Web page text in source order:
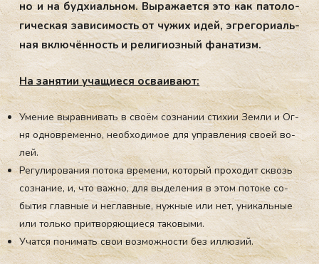
но и на буд­хи­аль­ном. Вы­ража­ет­ся это как па­толо­
гичес­кая за­виси­мость от чу­жих идей, эг­ре­гори­аль­
ная вклю­чён­ность и ре­лиги­оз­ный фа­натизм.
На за­ня­тии уча­щи­еся ос­ва­ива­ют:
Уме­ние вы­рав­ни­вать в сво­ём соз­на­нии сти­хии Зем­ли и Ог­
ня од­новре­мен­но, не­об­хо­димое для уп­равле­ния сво­ей во­
лей.
Ре­гули­рова­ния по­тока вре­мени, ко­торый про­ходит сквозь
соз­на­ние, и, что важ­но, для вы­деле­ния в этом по­токе со­
бытия глав­ные и нег­лавные, нуж­ные или нет, уни­каль­ные
или толь­ко прит­во­ря­ющи­еся та­ковы­ми.
Учат­ся пони­мать свои воз­можнос­ти без ил­лю­зий.